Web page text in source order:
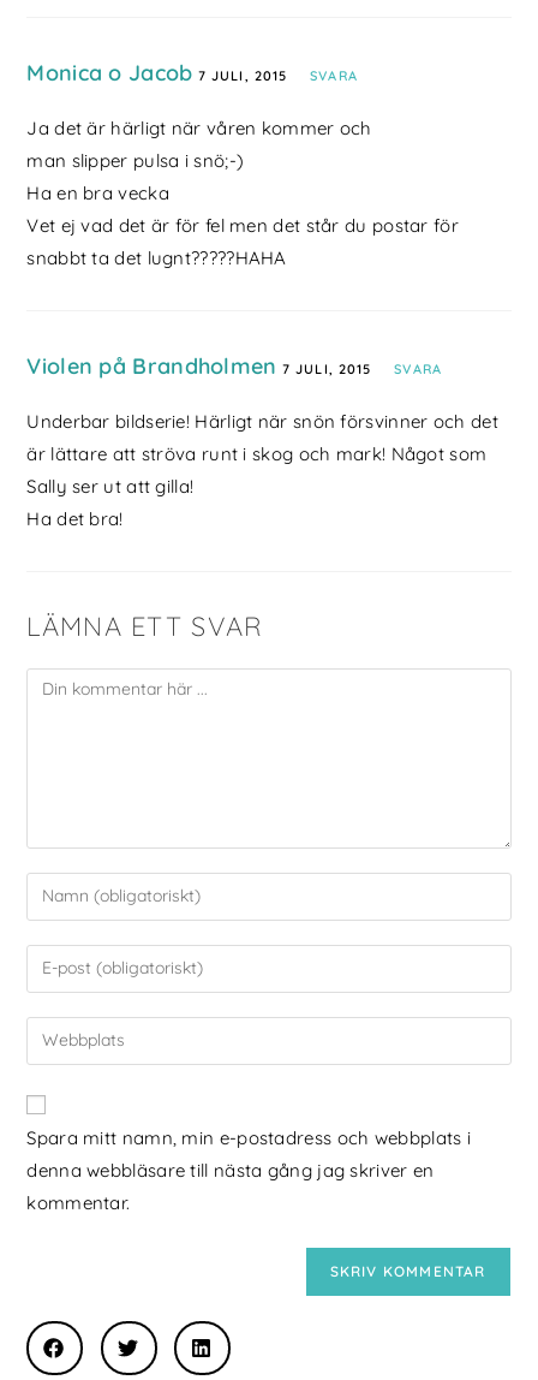
Monica o Jacob 7 JULI, 2015 SVARA
Ja det är härligt när våren kommer och
man slipper pulsa i snö;-)
Ha en bra vecka
Vet ej vad det är för fel men det står du postar för
snabbt ta det lugnt?????HAHA
Violen på Brandholmen 7 JULI, 2015 SVARA
Underbar bildserie! Härligt när snön försvinner och det
är lättare att ströva runt i skog och mark! Något som
Sally ser ut att gilla!
Ha det bra!
LÄMNA ETT SVAR
Spara mitt namn, min e-postadress och webbplats i
denna webbläsare till nästa gång jag skriver en
kommentar.